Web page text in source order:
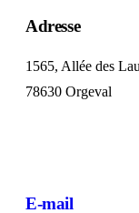
Adresse
1565, Allée des
78630 Orgeval
E-mail